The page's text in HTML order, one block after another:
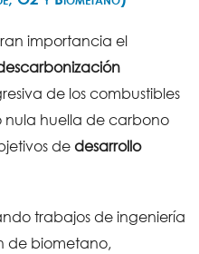
importancia el
de los combustibles
nula huella de carbono
de desarrollo
trabajos de ingeniería
de biometano,